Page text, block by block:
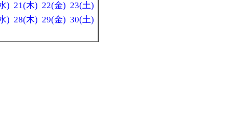
) 21(木) 22(金) 23(土)
) 28(木) 29(金) 30(土)